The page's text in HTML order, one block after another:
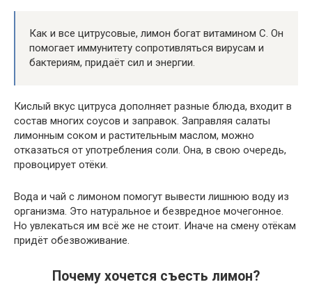
Как и все цитрусовые, лимон богат витамином С. Он
помогает иммунитету сопротивляться вирусам и
бактериям, придаёт сил и энергии.
Кислый вкус цитруса дополняет разные блюда, входит в
состав многих соусов и заправок. Заправляя салаты
лимонным соком и растительным маслом, можно
отказаться от употребления соли. Она, в свою очередь,
провоцирует отёки.
Вода и чай с лимоном помогут вывести лишнюю воду из
организма. Это натуральное и безвредное мочегонное.
Но увлекаться им всё же не стоит. Иначе на смену отёкам
придёт обезвоживание.
Почему хочется съесть лимон?